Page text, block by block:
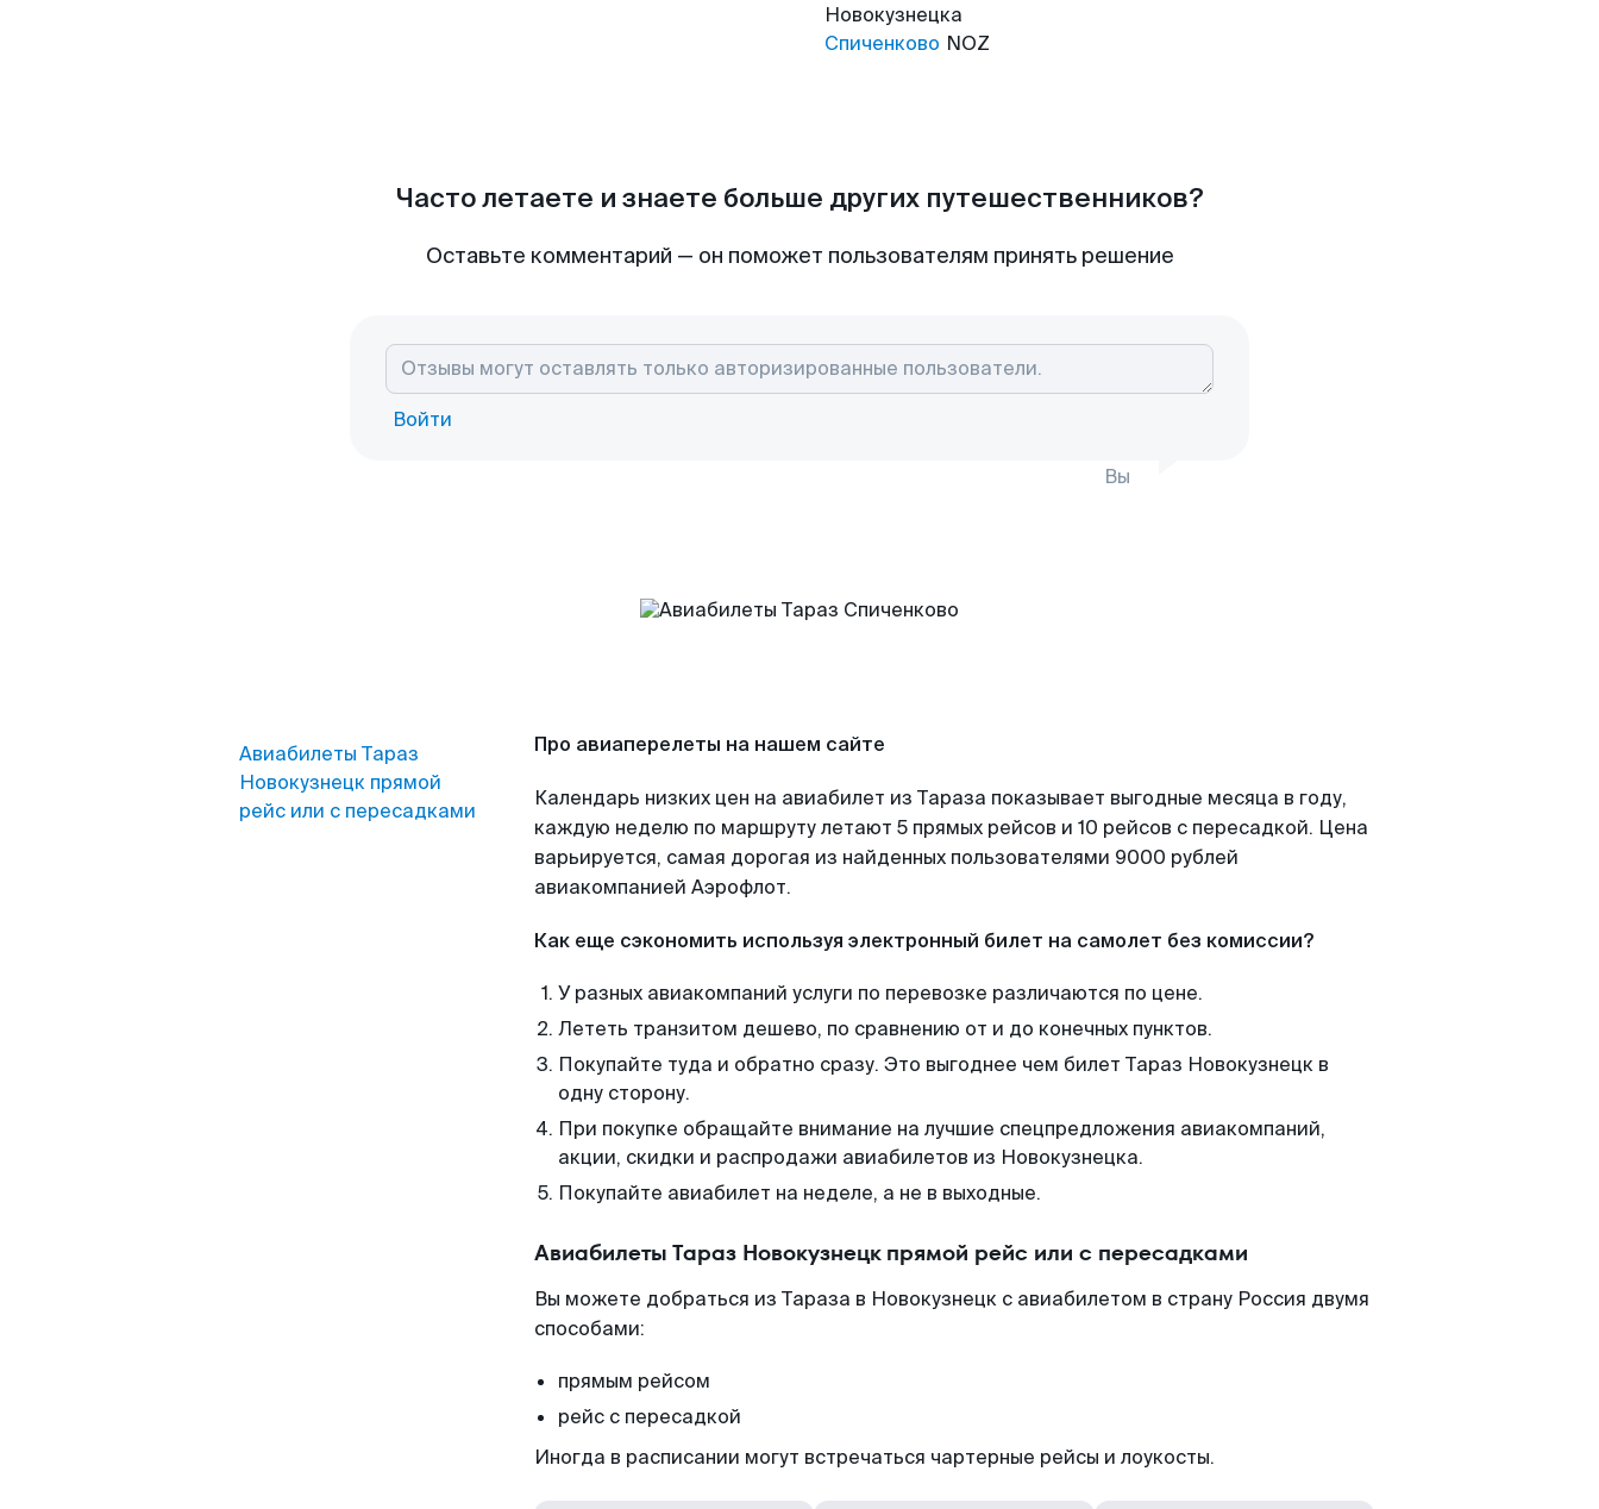
Новокузнецка
Спиченково NOZ
Часто летаете и знаете больше других путешественников?
Оставьте комментарий — он поможет пользователям принять решение
Войти
Вы
Авиабилеты Тараз
Новокузнецк прямой
рейс или с пересадками
Про авиаперелеты на нашем сайте
Календарь низких цен на авиабилет из Тараза показывает выгодные месяца в году,
каждую неделю по маршруту летают 5 прямых рейсов и 10 рейсов с пересадкой. Цена
варьируется, самая дорогая из найденных пользователями 9000 рублей
авиакомпанией Аэрофлот.
Как еще сэкономить используя электронный билет на самолет без комиссии?
У разных авиакомпаний услуги по перевозке различаются по цене.
Лететь транзитом дешево, по сравнению от и до конечных пунктов.
Покупайте туда и обратно сразу. Это выгоднее чем билет Тараз Новокузнецк в
одну сторону.
При покупке обращайте внимание на лучшие спецпредложения авиакомпаний,
акции, скидки и распродажи авиабилетов из Новокузнецка.
Покупайте авиабилет на неделе, а не в выходные.
Авиабилеты Тараз Новокузнецк прямой рейс или с пересадками
Вы можете добраться из Тараза в Новокузнецк с авиабилетом в страну Россия двумя
способами:
прямым рейсом
рейс с пересадкой
Иногда в расписании могут встречаться чартерные рейсы и лоукосты.